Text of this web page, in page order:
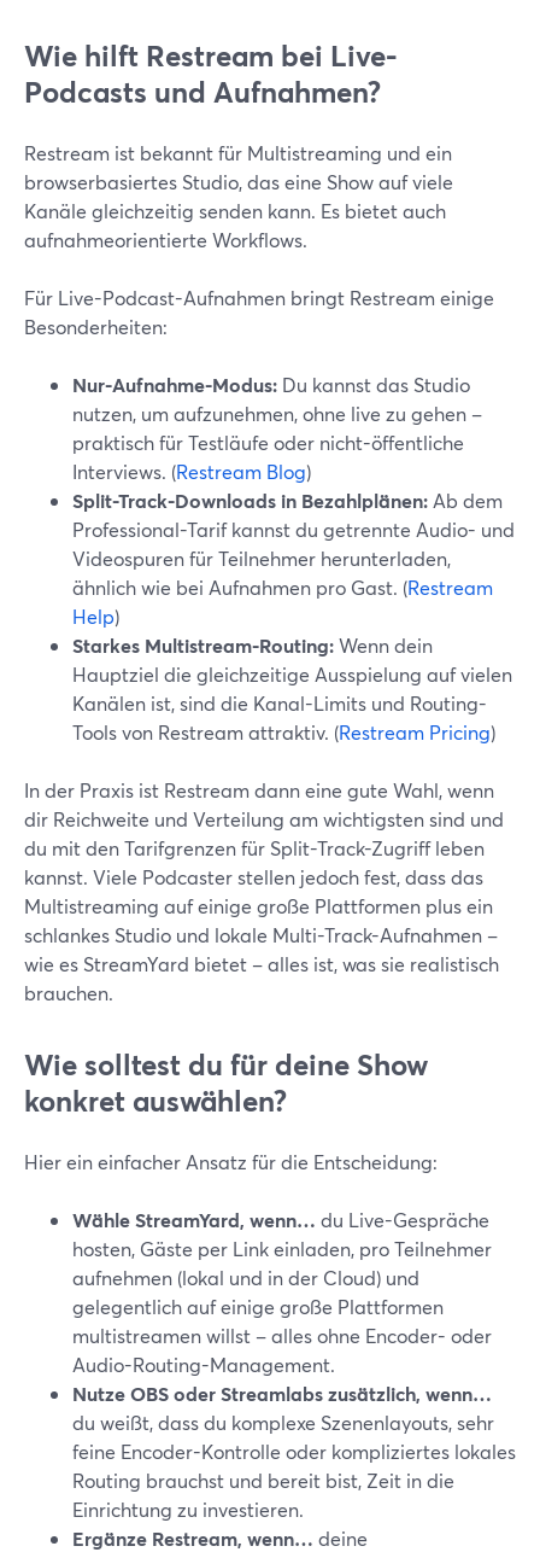
Wie hilft Restream bei Live-
Podcasts und Aufnahmen?
Restream ist bekannt für Multistreaming und ein
browserbasiertes Studio, das eine Show auf viele
Kanäle gleichzeitig senden kann. Es bietet auch
aufnahmeorientierte Workflows.
Für Live-Podcast-Aufnahmen bringt Restream einige
Besonderheiten:
Nur-Aufnahme-Modus: Du kannst das Studio
nutzen, um aufzunehmen, ohne live zu gehen –
praktisch für Testläufe oder nicht-öffentliche
Interviews. (Restream Blog)
Split-Track-Downloads in Bezahlplänen: Ab dem
Professional-Tarif kannst du getrennte Audio- und
Videospuren für Teilnehmer herunterladen,
ähnlich wie bei Aufnahmen pro Gast. (Restream
Help)
Starkes Multistream-Routing:Wenn dein
Hauptziel die gleichzeitige Ausspielung auf vielen
Kanälen ist, sind die Kanal-Limits und Routing-
Tools von Restream attraktiv. (Restream Pricing)
In der Praxis ist Restream dann eine gute Wahl, wenn
dir Reichweite und Verteilung am wichtigsten sind und
du mit den Tarifgrenzen für Split-Track-Zugriff leben
kannst. Viele Podcaster stellen jedoch fest, dass das
Multistreaming auf einige große Plattformen plus ein
schlankes Studio und lokale Multi-Track-Aufnahmen –
wie es StreamYard bietet – alles ist, was sie realistisch
brauchen.
Wie solltest du für deine Show
konkret auswählen?
Hier ein einfacher Ansatz für die Entscheidung:
Wähle StreamYard, wenn… du Live-Gespräche
hosten, Gäste per Link einladen, pro Teilnehmer
aufnehmen (lokal und in der Cloud) und
gelegentlich auf einige große Plattformen
multistreamen willst – alles ohne Encoder- oder
Audio-Routing-Management.
Nutze OBS oder Streamlabs zusätzlich, wenn…
du weißt, dass du komplexe Szenenlayouts, sehr
feine Encoder-Kontrolle oder kompliziertes lokales
Routing brauchst und bereit bist, Zeit in die
Einrichtung zu investieren.
Ergänze Restream, wenn… deine